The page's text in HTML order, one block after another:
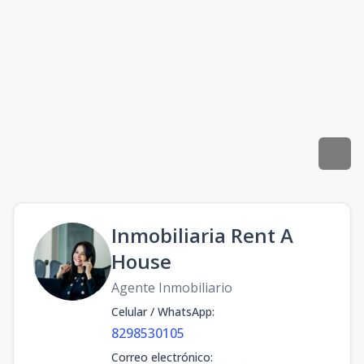
Inmobiliaria Rent A
House
Agente Inmobiliario
Celular / WhatsApp:
8298530105
Correo electrónico: